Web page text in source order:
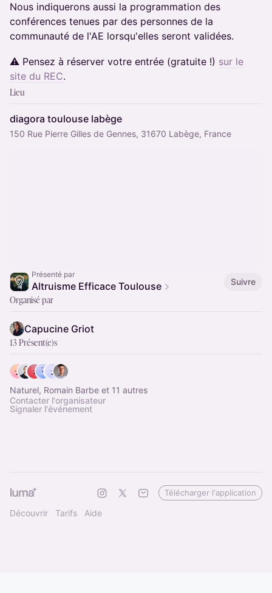
Nous indiquerons aussi la programmation des
conférences tenues par des personnes de la
communauté de l'AE lorsqu'elles seront validées.
⚠️ Pensez à réserver votre entrée (gratuite !) sur le
site du REC.
Lieu
diagora toulouse labège
150 Rue Pierre Gilles de Gennes, 31670 Labège, France
Présenté par
Altruisme Efficace Toulouse Suivre
Organisé par
Capucine Griot
13 Présent(e)s
Naturel, Romain Barbe et 11 autres
Contacter l'organisateur
Signaler l'événement
Découvrir Tarifs Aide
Télécharger l'application